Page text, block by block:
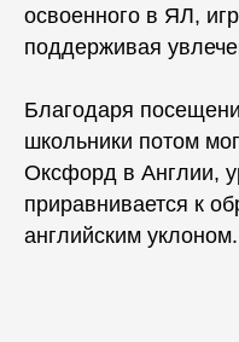
освоенного в ЯЛ,
поддерживая
Благодаря
школьники потом
Оксфорд в Англии,
приравнивается к
английским уклоном.